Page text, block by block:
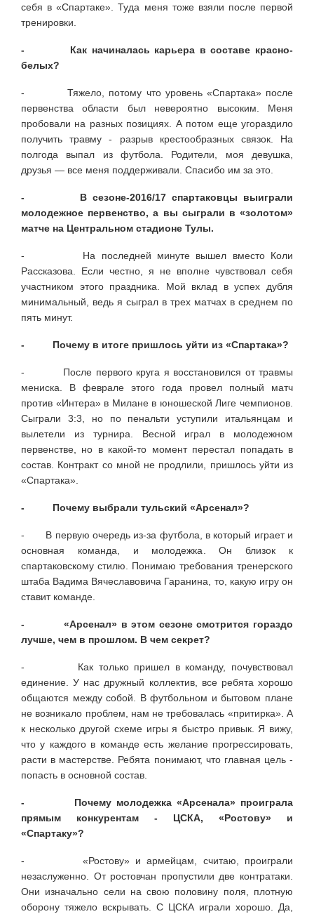
себя в «Спартаке». Туда меня тоже взяли после первой
тренировки.
- Как начиналась карьера в составе красно-
белых?
- Тяжело, потому что уровень «Спартака» после
первенства области был невероятно высоким. Меня
пробовали на разных позициях. А потом еще угораздило
получить травму - разрыв крестообразных связок. На
полгода выпал из футбола. Родители, моя девушка,
друзья — все меня поддерживали. Спасибо им за это.
- В сезоне-2016/17 спартаковцы выиграли
молодежное первенство, а вы сыграли в «золотом»
матче на Центральном стадионе Тулы.
- На последней минуте вышел вместо Коли
Рассказова. Если честно, я не вполне чувствовал себя
участником этого праздника. Мой вклад в успех дубля
минимальный, ведь я сыграл в трех матчах в среднем по
пять минут.
- Почему в итоге пришлось уйти из «Спартака»?
- После первого круга я восстановился от травмы
мениска. В феврале этого года провел полный матч
против «Интера» в Милане в юношеской Лиге чемпионов.
Сыграли 3:3, но по пенальти уступили итальянцам и
вылетели из турнира. Весной играл в молодежном
первенстве, но в какой-то момент перестал попадать в
состав. Контракт со мной не продлили, пришлось уйти из
«Спартака».
- Почему выбрали тульский «Арсенал»?
- В первую очередь из-за футбола, в который играет и
основная команда, и молодежка. Он близок к
спартаковскому стилю. Понимаю требования тренерского
штаба Вадима Вячеславовича Гаранина, то, какую игру он
ставит команде.
- «Арсенал» в этом сезоне смотрится гораздо
лучше, чем в прошлом. В чем секрет?
- Как только пришел в команду, почувствовал
единение. У нас дружный коллектив, все ребята хорошо
общаются между собой. В футбольном и бытовом плане
не возникало проблем, нам не требовалась «притирка». А
к несколько другой схеме игры я быстро привык. Я вижу,
что у каждого в команде есть желание прогрессировать,
расти в мастерстве. Ребята понимают, что главная цель -
попасть в основной состав.
- Почему молодежка «Арсенала» проиграла
прямым конкурентам - ЦСКА, «Ростову» и
«Спартаку»?
- «Ростову» и армейцам, считаю, проиграли
незаслуженно. От ростовчан пропустили две контратаки.
Они изначально сели на свою половину поля, плотную
оборону тяжело вскрывать. С ЦСКА играли хорошо. Да,